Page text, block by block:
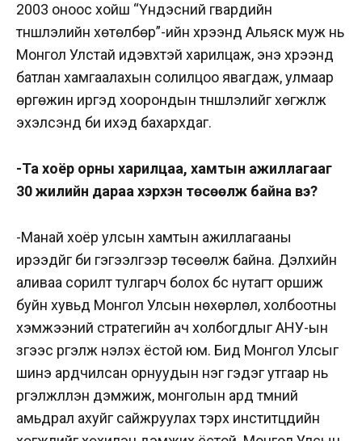
2003 оноос хойш “Үндэсний гвардийн
түншлэлийн хөтөлбөр”-ийн хүрээнд Альяск муж нь
Монгол Улстай идэвхтэй харилцаж, энэ хүрээнд
батлан хамгаалахын солилцоо явагдаж, улмаар
өргөжин иргэд хоорондын түншлэлийг хөгжүүлж
эхэлсэнд би ихэд бахархдаг.
-Та хоёр орны харилцаа, хамтын ажиллагааг
30 жилийн дараа хэрхэн төсөөлж байна вэ?
-Манай хоёр улсын хамтын ажиллагааны
ирээдүйг би гэгээлгээр төсөөлж байна. Дэлхийн
аливаа сорилт тулгарч болох бүс нутагт оршиж
буйн хувьд Монгол Улсын нөхөрлөл, холбоотны
хэмжээний стратегийн ач холбогдлыг АНУ-ын
зүгээс үргэлж үнэлэх ёстой юм. Бид Монгол Улсыг
шинэ ардчилсан орнуудын нэг гэдэг утгаар нь
үргэлжлүүлэн дэмжиж, монголын ард түмний
амьдрал ахуйг сайжруулах тэрхүү инститүцүүдийн